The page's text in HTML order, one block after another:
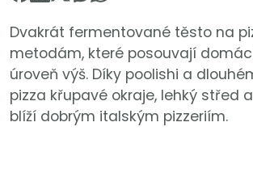
Dvakrát fermentované těsto na
metodám, které posouvají
úroveň výš. Díky poolishi a
pizza křupavé okraje, lehký střed
blíží dobrým italským pizzeriím.